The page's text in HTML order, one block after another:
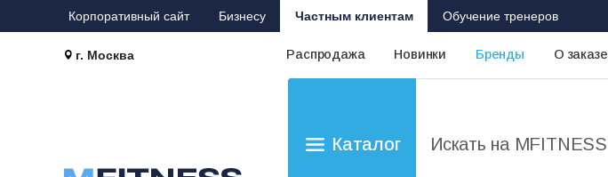
Корпоративный сайт Бизнесу Частным клиентам Обучение тренеров
г. Москва Распродажа Новинки Бренды О заказе
Каталог